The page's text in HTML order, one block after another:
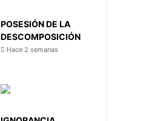
POSESIÓN DE LA
DESCOMPOSICIÓN
Hace 2 semanas